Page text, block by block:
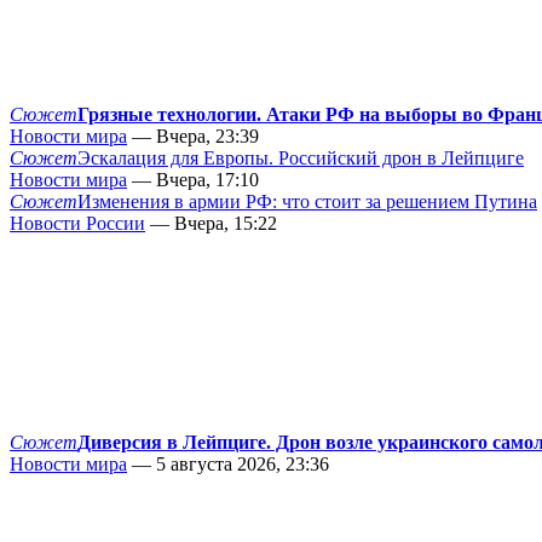
СюжетГрязные технологии. Атаки РФ на выборы во
Новости мира — Вчера, 23:39
СюжетЭскалация для Европы. Российский дрон в Лейпциге
Новости мира — Вчера, 17:10
СюжетИзменения в армии РФ: что стоит за решением Путина
Новости России — Вчера, 15:22
СюжетДиверсия в Лейпциге. Дрон возле украинского
Новости мира — 5 августа 2026, 23:36